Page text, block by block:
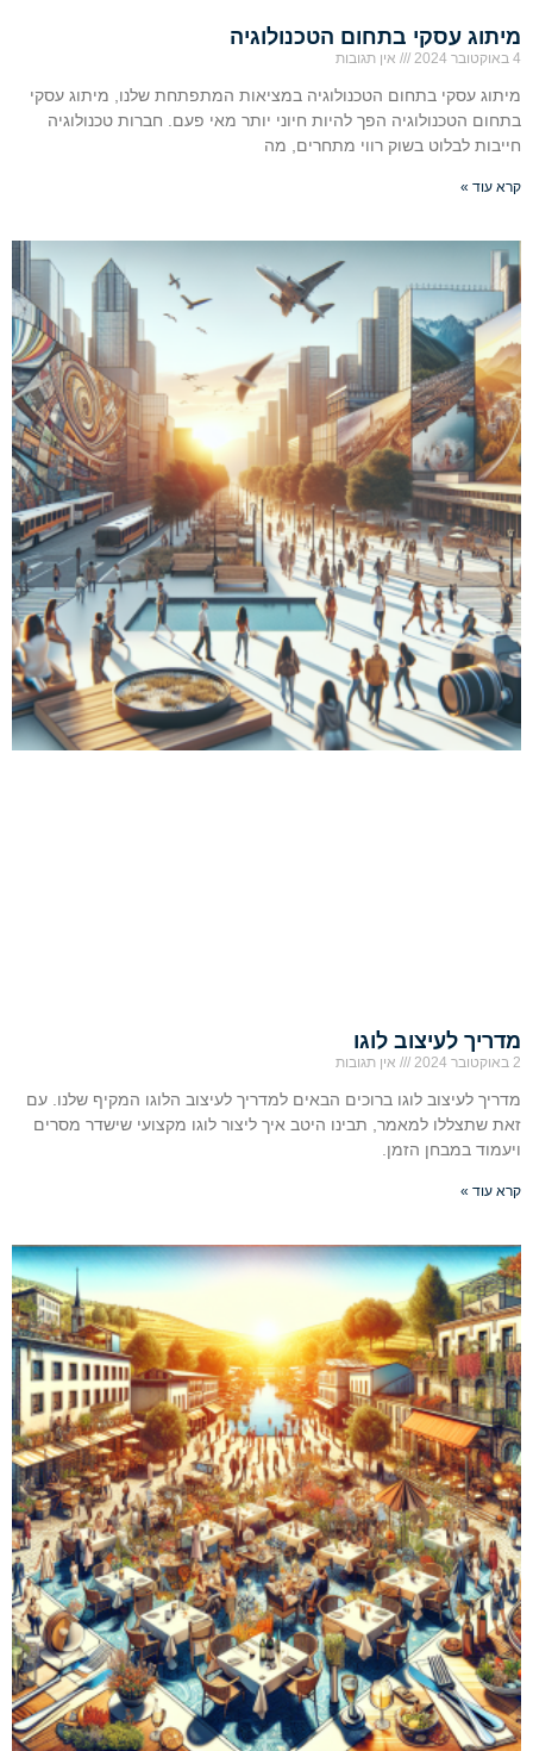
מיתוג עסקי בתחום הטכנולוגיה
4 באוקטובר 2024 אין תגובות
מיתוג עסקי בתחום הטכנולוגיה במציאות המתפתחת שלנו, מיתוג עסקי
בתחום הטכנולוגיה הפך להיות חיוני יותר מאי פעם. חברות טכנולוגיה
חייבות לבלוט בשוק רווי מתחרים, מה
קרא עוד »
מדריך לעיצוב לוגו
2 באוקטובר 2024 אין תגובות
מדריך לעיצוב לוגו ברוכים הבאים למדריך לעיצוב הלוגו המקיף שלנו. עם
זאת שתצללו למאמר, תבינו היטב איך ליצור לוגו מקצועי שישדר מסרים
ויעמוד במבחן הזמן.
קרא עוד »